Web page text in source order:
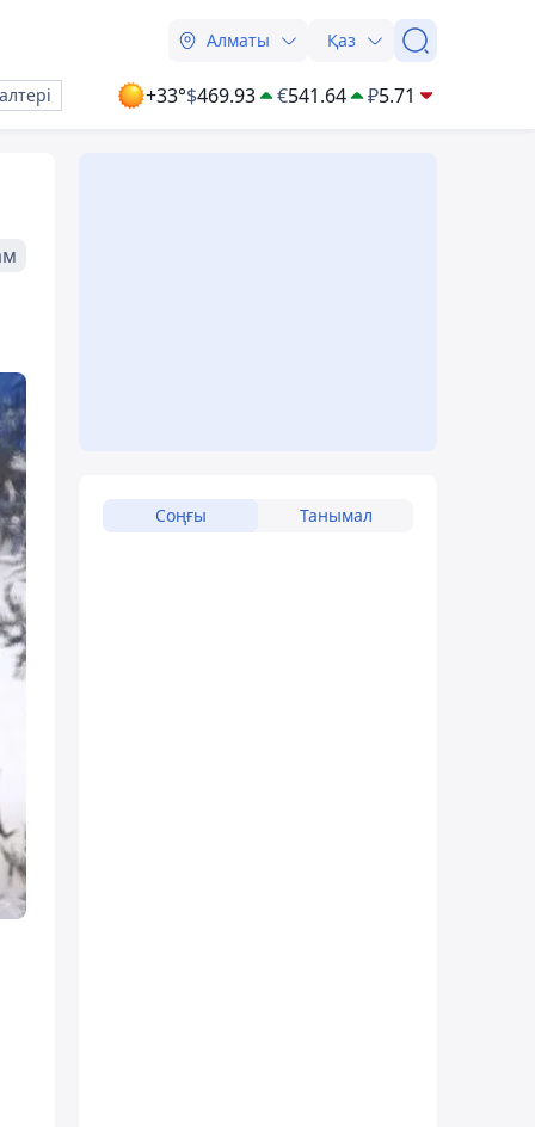
Алматы Қаз
+33°$469.93 €541.64 ₽5.71
Соңғы Танымал